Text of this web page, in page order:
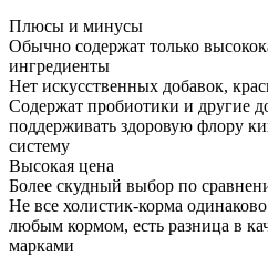
Плюсы и минусы
Обычно содержат только
ингредиенты
Нет искусственных добавок,
Содержат пробиотики и другие
поддерживать здоровую флору
систему
Высокая цена
Более скудный выбор по
Не все холистик-корма
любым кормом, есть разница в
марками